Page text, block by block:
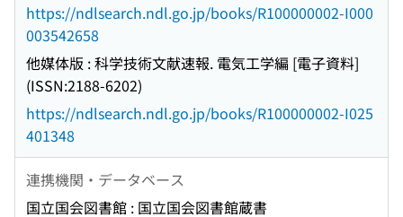
https://ndlsearch.ndl.go.jp/books/R100000002-I000
003542658
他媒体版 : 科学技術文献速報. 電気工学編 [電子資料]
(ISSN:2188-6202)
https://ndlsearch.ndl.go.jp/books/R100000002-I025
401348
連携機関・データベース
国立国会図書館 : 国立国会図書館蔵書